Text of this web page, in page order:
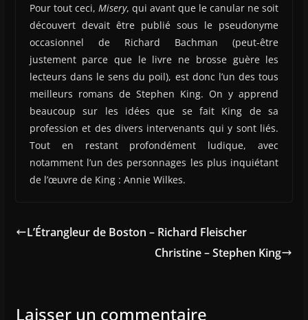
Pour tout ceci, Misery, qui avant que le canular ne soit
découvert devait être publié sous le pseudonyme
occasionnel de Richard Bachman (peut-être
justement parce que le livre ne brosse guère les
lecteurs dans le sens du poil), est donc l’un des tous
meilleurs romans de Stephen King. On y apprend
beaucoup sur les idées que se fait King de sa
profession et des divers intervenants qui y sont liés.
Tout en restant profondément ludique, avec
notamment l’un des personnages les plus inquiétant
de l’œuvre de King : Annie Wilkes.
L’Étrangleur de Boston – Richard Fleischer
Christine – Stephen King
Laisser un commentaire